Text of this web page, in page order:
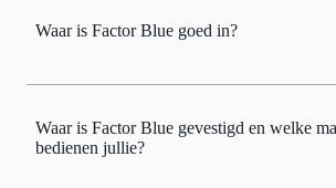
Waar is Factor Blue goed in?
Waar is Factor Blue gevestigd en welke
bedienen jullie?